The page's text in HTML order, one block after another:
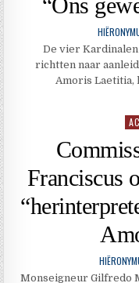
De vier Kardinalen
richtten naar
Amoris Laetitia,
Franciscus
Monseigneur Gilfredo